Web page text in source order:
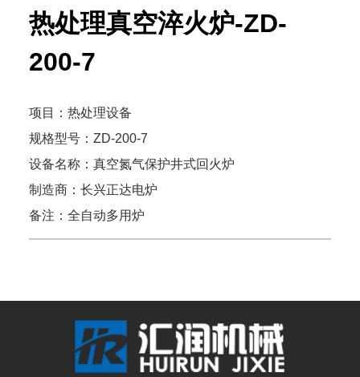
热处理真空淬火炉-ZD-
200-7
项目：热处理设备
规格型号：ZD-200-7
设备名称：真空氮气保护井式回火炉
制造商：长兴正达电炉
备注：全自动多用炉